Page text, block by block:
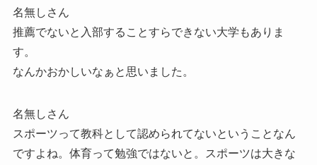
名無しさん
推薦でないと入部することすらできない大学もありま
す。
なんかおかしいなぁと思いました。
名無しさん
スポーツって教科として認められてないということなん
ですよね。体育って勉強ではないと。スポーツは大きな